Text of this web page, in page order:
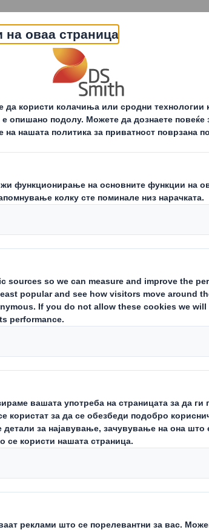
Понуда Одржливост
Годишно
2017
Документи:
Записник од Годишно Собрание
Годишен извештај за работењето
Извештај од Надзорен Одбор
Конечни одлуки од собрание на
Записник од Годишно Собрание
Прашања и одговори од собрание